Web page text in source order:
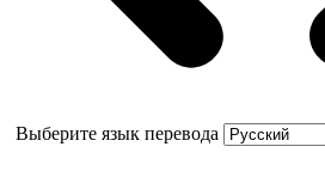
Выберите язык перевода